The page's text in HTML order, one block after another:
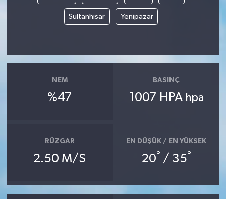
Sultanhisar Yenipazar
NEM
%47
BASINÇ
1007 HPA hpa
RÜZGAR
2.50 M/S
EN DÜŞÜK / EN YÜKSEK
20° / 35°